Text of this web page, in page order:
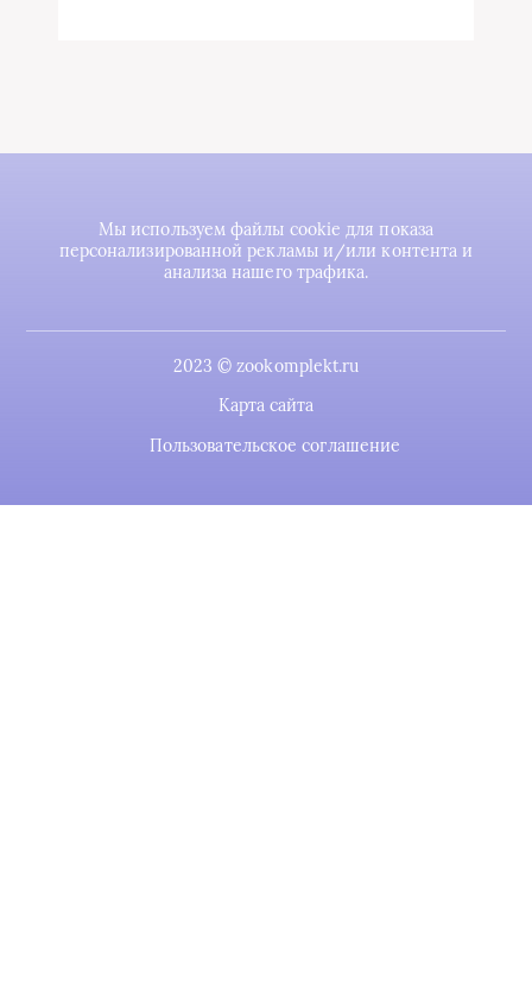
Мы используем файлы cookie для показа
персонализированной рекламы и/или контента и
анализа нашего трафика.
2023 © zookomplekt.ru
Карта сайта
Пользовательское соглашение